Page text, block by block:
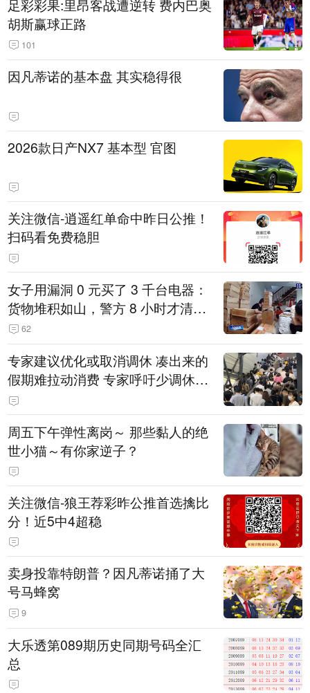
足彩彩果:里昂客战遭逆转 费内巴奥
胡斯赢球正路
101
因凡蒂诺的基本盘 其实稳得很
2026款日产NX7 基本型 官图
关注微信-逍遥红单命中昨日公推！
扫码看免费稳胆
女子用漏洞 0 元买了 3 千台电器：
货物堆积如山，警方 8 小时才清点
完 62
专家建议优化或取消调休 凑出来的
假期难拉动消费 专家呼吁少调休多
放假
周五下午弹性离岗～ 那些黏人的绝
世小猫～有你家逆子？
关注微信-狼王荐彩昨公推首选擒比
分！近5中4超稳
卖身投靠特朗普？因凡蒂诺捅了大
号马蜂窝
9
大乐透第089期历史同期号码全汇
总